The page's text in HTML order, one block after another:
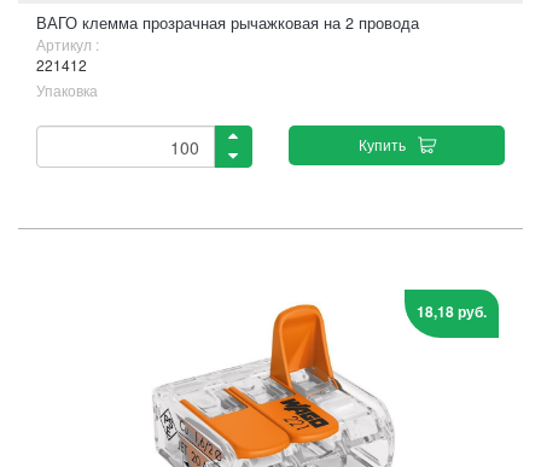
ВАГО клемма прозрачная рычажковая на 2 провода
Артикул :
221412
Упаковка
Купить
18,18 руб.